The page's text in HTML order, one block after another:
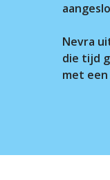
Nevra
die tijd
met